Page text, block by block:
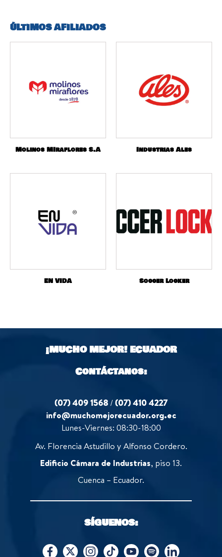
ÚLTIMOS AFILIADOS
Molinos MIraflores S.A Industrias Ales
EN VIDA Soccer Locker
¡MUCHO MEJOR!ECUADOR
Contáctanos:
(07) 409 1568 /(07) 410 4227
info@muchomejorecuador.org.ec
Lunes-Viernes: 08:30-18:00
Av. Florencia Astudillo y Alfonso Cordero.
Edificio Cámara de Industrias, piso 13.
Cuenca – Ecuador.
SÍGUENOS: